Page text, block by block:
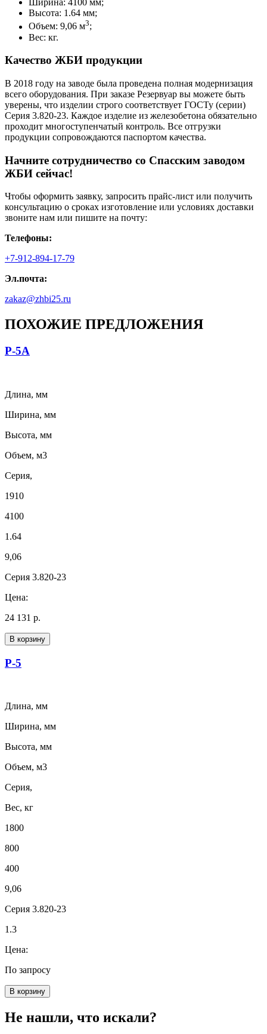
Ширина: 4100 мм;
Высота: 1.64 мм;
Объем: 9,06 м3;
Вес: кг.
Качество ЖБИ продукции
В 2018 году на заводе была проведена полная модернизация
всего оборудования. При заказе Резервуар вы можете быть
уверены, что изделии строго соответствует ГОСТу (серии)
Серия 3.820-23. Каждое изделие из железобетона обязательно
проходит многоступенчатый контроль. Все отгрузки
продукции сопровождаются паспортом качества.
Начните сотрудничество со Cпасским заводом
ЖБИ сейчас!
Чтобы оформить заявку, запросить прайс-лист или получить
консультацию о сроках изготовление или условиях доставки
звоните нам или пишите на почту:
Телефоны:
+7-912-894-17-79
Эл.почта:
zakaz@zhbi25.ru
ПОХОЖИЕ ПРЕДЛОЖЕНИЯ
Р-5А
Длина, мм
Ширина, мм
Высота, мм
Объем, м3
Серия,
1910
4100
1.64
9,06
Серия 3.820-23
Цена:
24 131 р.
В корзину
Р-5
Длина, мм
Ширина, мм
Высота, мм
Объем, м3
Серия,
Вес, кг
1800
800
400
9,06
Серия 3.820-23
1.3
Цена:
По запросу
В корзину
Не нашли, что искали?